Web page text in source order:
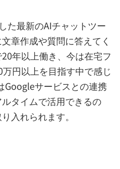
た最新のAIチャットツー
章作成や質問に答えてく
年以上働き、今は在宅フ
円以上を目指す中で感じ
Googleサービスとの連携
タイムで活用できるの
入れられます。